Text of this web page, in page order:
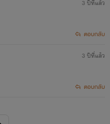
3 ปีที่แล้ว
ตอบกลับ
3 ปีที่แล้ว
ตอบกลับ